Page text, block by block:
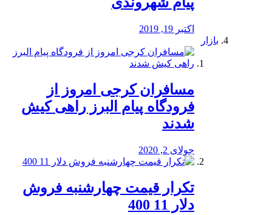
اکتبر 19, 2019
بازار
مسافران کرجی امروز از
فرودگاه پیام البرز راهی کیش
شدند
جولای 2, 2020
تکرار قیمت چهارشنبه فروش
دلار 11 400